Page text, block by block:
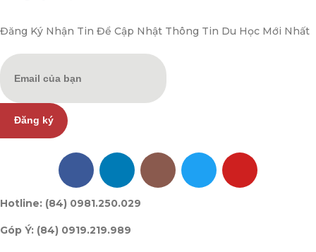
Đăng Ký Nhận Tin Để Cập Nhật Thông Tin Du Học Mới Nhất
Đăng ký
Hotline: (84) 0981.250.029
Góp Ý: (84) 0919.219.989